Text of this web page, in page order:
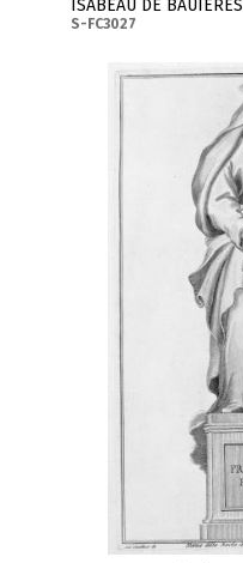
ISABEAU DE BAUIERES
S-FC3027